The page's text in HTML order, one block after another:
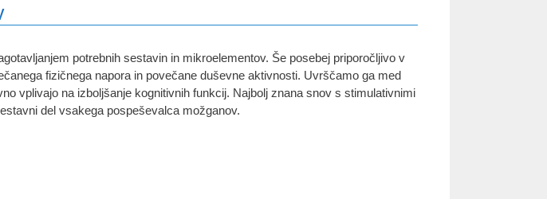
potrebnih sestavin in mikroelementov. Še posebej priporočljivo v
fizičnega napora in povečane duševne aktivnosti. Uvrščamo ga med
vplivajo na izboljšanje kognitivnih funkcij. Najbolj znana snov s stimulativnimi
del vsakega pospeševalca možganov.